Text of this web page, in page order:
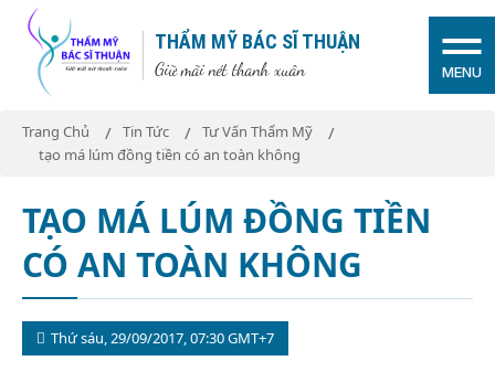
THẨM MỸ BÁC SĨ THUẬN
Giữ mãi nét thanh xuân MENU
Trang Chủ Tin Tức
Tư Vấn Thẩm Mỹ
tạo má lúm đồng tiền có an toàn không
TẠO MÁ LÚM ĐỒNG TIỀN
CÓ AN TOÀN KHÔNG
Thứ sáu, 29/09/2017, 07:30 GMT+7